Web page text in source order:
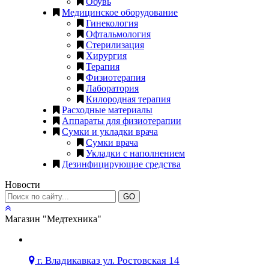
Медицинское оборудование
Гинекология
Офтальмология
Стерилизация
Хирургия
Терапия
Физиотерапия
Лаборатория
Килородная терапия
Расходные материалы
Аппараты для физиотерапии
Сумки и укладки врача
Сумки врача
Укладки с наполнением
Дезинфицирующие средства
Новости
GO
Магазин "Медтехника"
г. Владикавказ ул. Ростовская 14